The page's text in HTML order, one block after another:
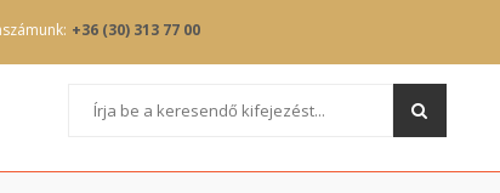
+36 (30) 313 77 00